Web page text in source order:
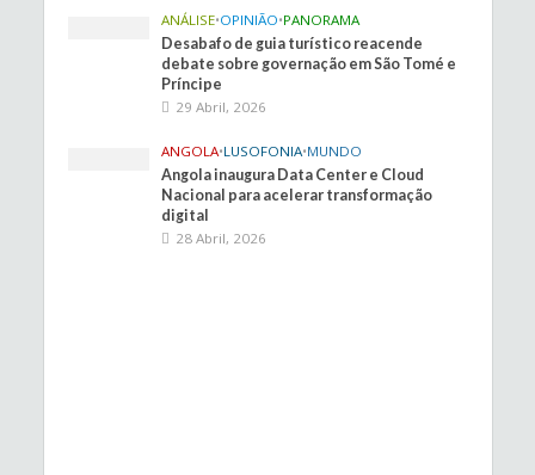
ANÁLISE•OPINIÃO•PANORAMA
Desabafo de guia turístico reacende
debate sobre governação em São Tomé e
Príncipe
29 Abril, 2026
ANGOLA•LUSOFONIA•MUNDO
Angola inaugura Data Center e Cloud
Nacional para acelerar transformação
digital
28 Abril, 2026